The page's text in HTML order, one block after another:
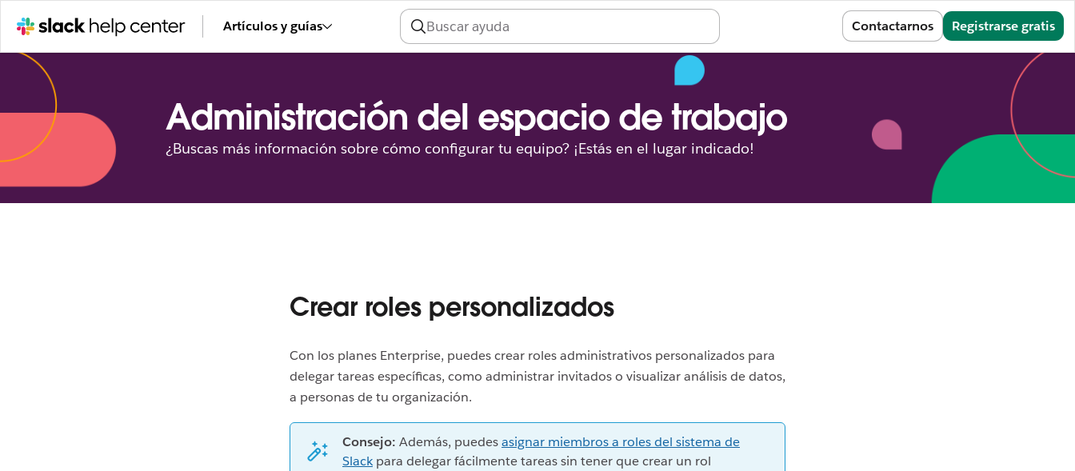
Artículos y guías Contactarnos Registrarse gratis
Administración del espacio de trabajo
¿Buscas más información sobre cómo configurar tu equipo? ¡Estás en el lugar indicado!
Crear roles personalizados
Con los planes Enterprise, puedes crear roles administrativos personalizados para
delegar tareas específicas, como administrar invitados o visualizar análisis de datos,
a personas de tu organización.
Consejo: Además, puedesasignar miembros a roles del sistema de
Slackpara delegar fácilmente tareas sin tener que crear un rol